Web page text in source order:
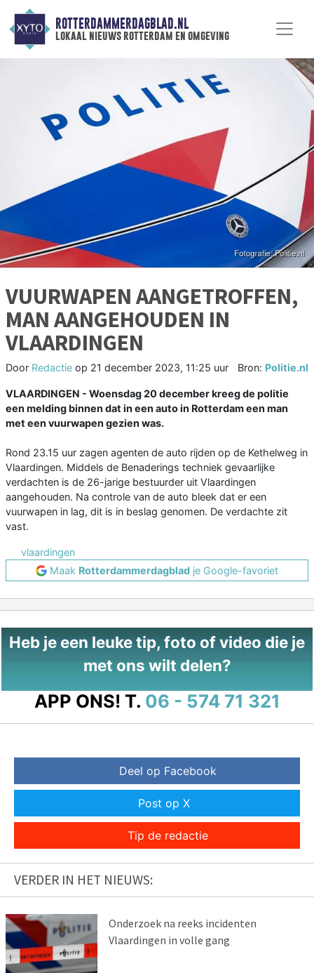
ROTTERDAMMERDAGBLAD.NL
lokaal nieuws rotterdam en omgeving
VUURWAPEN AANGETROFFEN,
MAN AANGEHOUDEN IN
VLAARDINGEN
Door Redactie op 21 december 2023, 11:25 uur Bron: Politie.nl
VLAARDINGEN - Woensdag 20 december kreeg de politie
een melding binnen dat in een auto in Rotterdam een man
met een vuurwapen gezien was.
Rond 23.15 uur zagen agenten de auto rijden op de Kethelweg in
Vlaardingen. Middels de Benaderings techniek gevaarlijke
verdachten is de 26-jarige bestuurder uit Vlaardingen
aangehouden. Na controle van de auto bleek dat er een
vuurwapen in lag, dit is in beslag genomen. De verdachte zit
vast.
vlaardingen
Maak Rotterdammerdagblad je Google-favoriet
Heb je een leuke tip, foto of video die je
met ons wilt delen?
APP ONS! T. 06 - 574 71 321
Deel op Facebook
Post op X
Tip de redactie
VERDER IN HET NIEUWS:
Onderzoek na reeks incidenten
Vlaardingen in volle gang